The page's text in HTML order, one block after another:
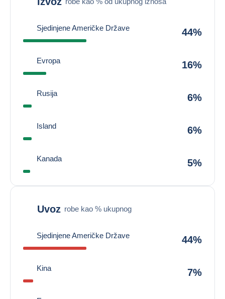
Sjedinjene Američke Države 44%
Evropa 16%
Rusija 6%
Island 6%
Kanada 5%
Uvoz robe kao % ukupnog
Sjedinjene Američke Države 44%
Kina 7%